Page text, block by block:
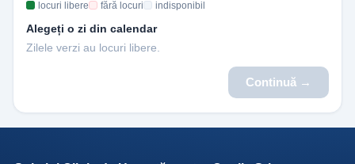
locuri libere fără locuri indisponibil
Alegeți o zi din calendar
Zilele verzi au locuri libere.
Continuă →